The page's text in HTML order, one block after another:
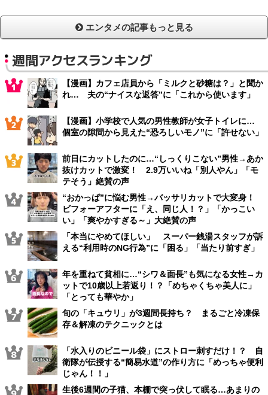
エンタメの記事もっと見る
週間アクセスランキング
【漫画】カフェ店員から「ミルクと砂糖は？」と聞か
れ… 夫の“ナイスな返答”に「これから使います」
【漫画】小学校で人気の男性教師が女子トイレに…
個室の隙間から見えた“恐ろしいモノ”に「許せない」
前日にカットしたのに…“しっくりこない”男性→あか
抜けカットで激変！ 2.9万いいね「別人やん」「モ
テそう」絶賛の声
“おかっぱ”に悩む男性→バッサリカットで大変身！
ビフォーアフターに「え、同じ人！？」「かっこい
い」「爽やかすぎる～」大絶賛の声
「本当にやめてほしい」 スーパー銭湯スタッフが訴
える“利用時のNG行為”に「困る」「当たり前すぎ」
年を重ねて貧相に…“シワ＆面長”も気になる女性→カ
ットで10歳以上若返り！？「めちゃくちゃ美人に」
「とっても華やか」
旬の「キュウリ」が3週間長持ち？ まるごと冷凍保
存＆解凍のテクニックとは
「水入りのビニール袋」にストロー刺すだけ！？ 自
衛隊が伝授する“簡易水道”の作り方に「めっちゃ便利
じゃん！！」
生後6週間の子猫、本棚で突っ伏して眠る…あまりの